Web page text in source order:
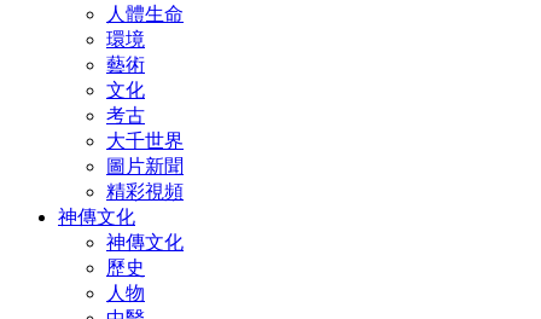
人體生命
環境
藝術
文化
考古
大千世界
圖片新聞
精彩視頻
神傳文化
神傳文化
歷史
人物